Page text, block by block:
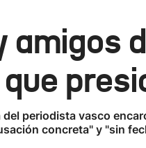
amigos
del periodista vasco
concreta" y "sin